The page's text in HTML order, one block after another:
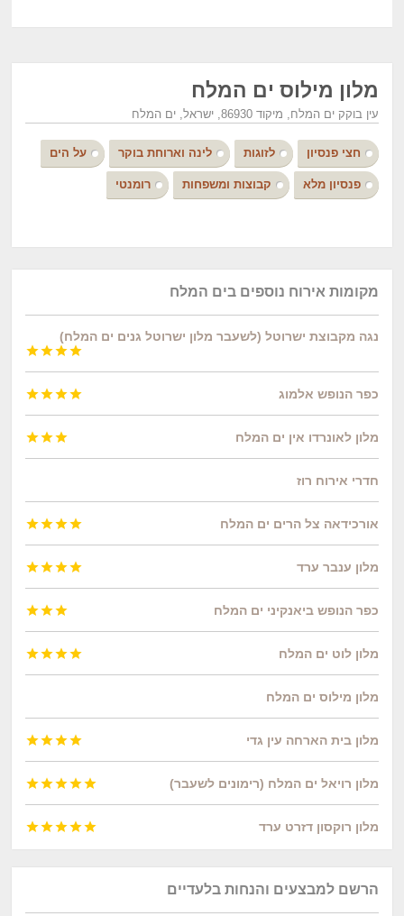
מלון מילוס ים המלח
עין בוקק ים המלח, מיקוד 86930, ישראל, ים המלח
חצי פנסיון לזוגות לינה וארוחת בוקר על הים
פנסיון מלא קבוצות ומשפחות רומנטי
הרשם למבצעים והנחות בלעדיים
מקומות אירוח נוספים בים המלח
נגה מקבוצת ישרוטל (לשעבר מלון ישרוטל גנים ים המלח)




כפר הנופש אלמוג 



מלון לאונרדו אין ים המלח 


חדרי אירוח רוז
אורכידאה צל הרים ים המלח 



מלון ענבר ערד 



כפר הנופש ביאנקיני ים המלח 


מלון לוט ים המלח 



מלון מילוס ים המלח
מלון בית הארחה עין גדי 



מלון רויאל ים המלח (רימונים לשעבר) 




מלון רוקסון דזרט ערד 



